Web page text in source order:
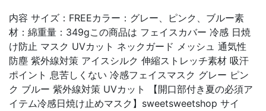
内容 サイズ：FREEカラー：グレー、ピンク、ブルー素
材：綿重量：349gこの商品は フェイスカバー 冷感 日焼
け防止 マスク UVカット ネックガード メッシュ 通気性
防塵 紫外線対策 アイスシルク 伸縮ストレッチ素材 吸汗
ポイント 息苦しくない 冷感フェイスマスク グレー ピン
ク ブルー 紫外線対策 UVカット 【開口部付き夏の必須ア
イテム冷感日焼け止めマスク】sweetsweetshop サイ